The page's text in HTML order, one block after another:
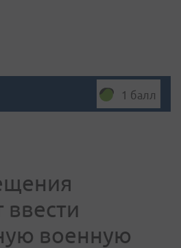
1 балл
ввести
военную